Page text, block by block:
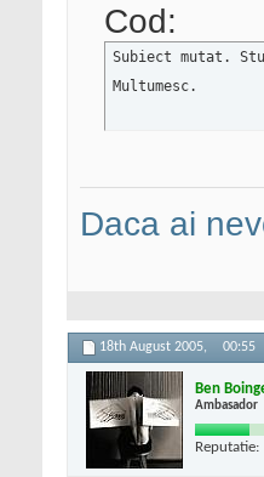
Cod:
Subiect mutat.
Multumesc.
Daca ai
18th August 2005, 00:55
Ben
Ambasador
Reputatie: